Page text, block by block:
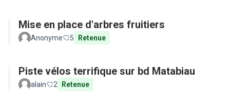
Mise en place d'arbres fruitiers
Anonyme 5 Retenue
Piste vélos terrifique sur bd Matabiau
alain 2 Retenue